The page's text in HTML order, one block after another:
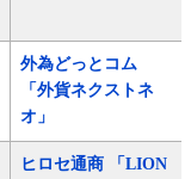
外為どっとコム
「外貨ネクストネ
オ」
ヒロセ通商 「LION